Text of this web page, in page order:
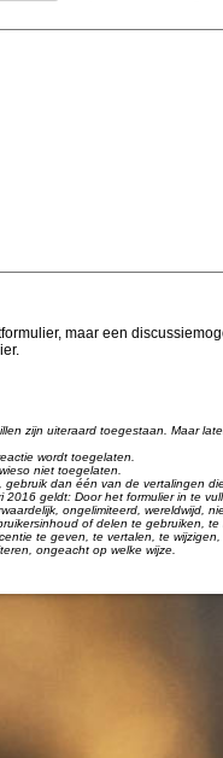
maar een
zijn uiteraard toegestaan. Maar
wordt toegelaten.
niet toegelaten.
gebruik dan één van de vertalingen
2016 geldt: Door het formulier in te
ongelimiteerd, wereldwijd,
of delen te gebruiken,
te geven, te vertalen, te
ongeacht op welke wijze.